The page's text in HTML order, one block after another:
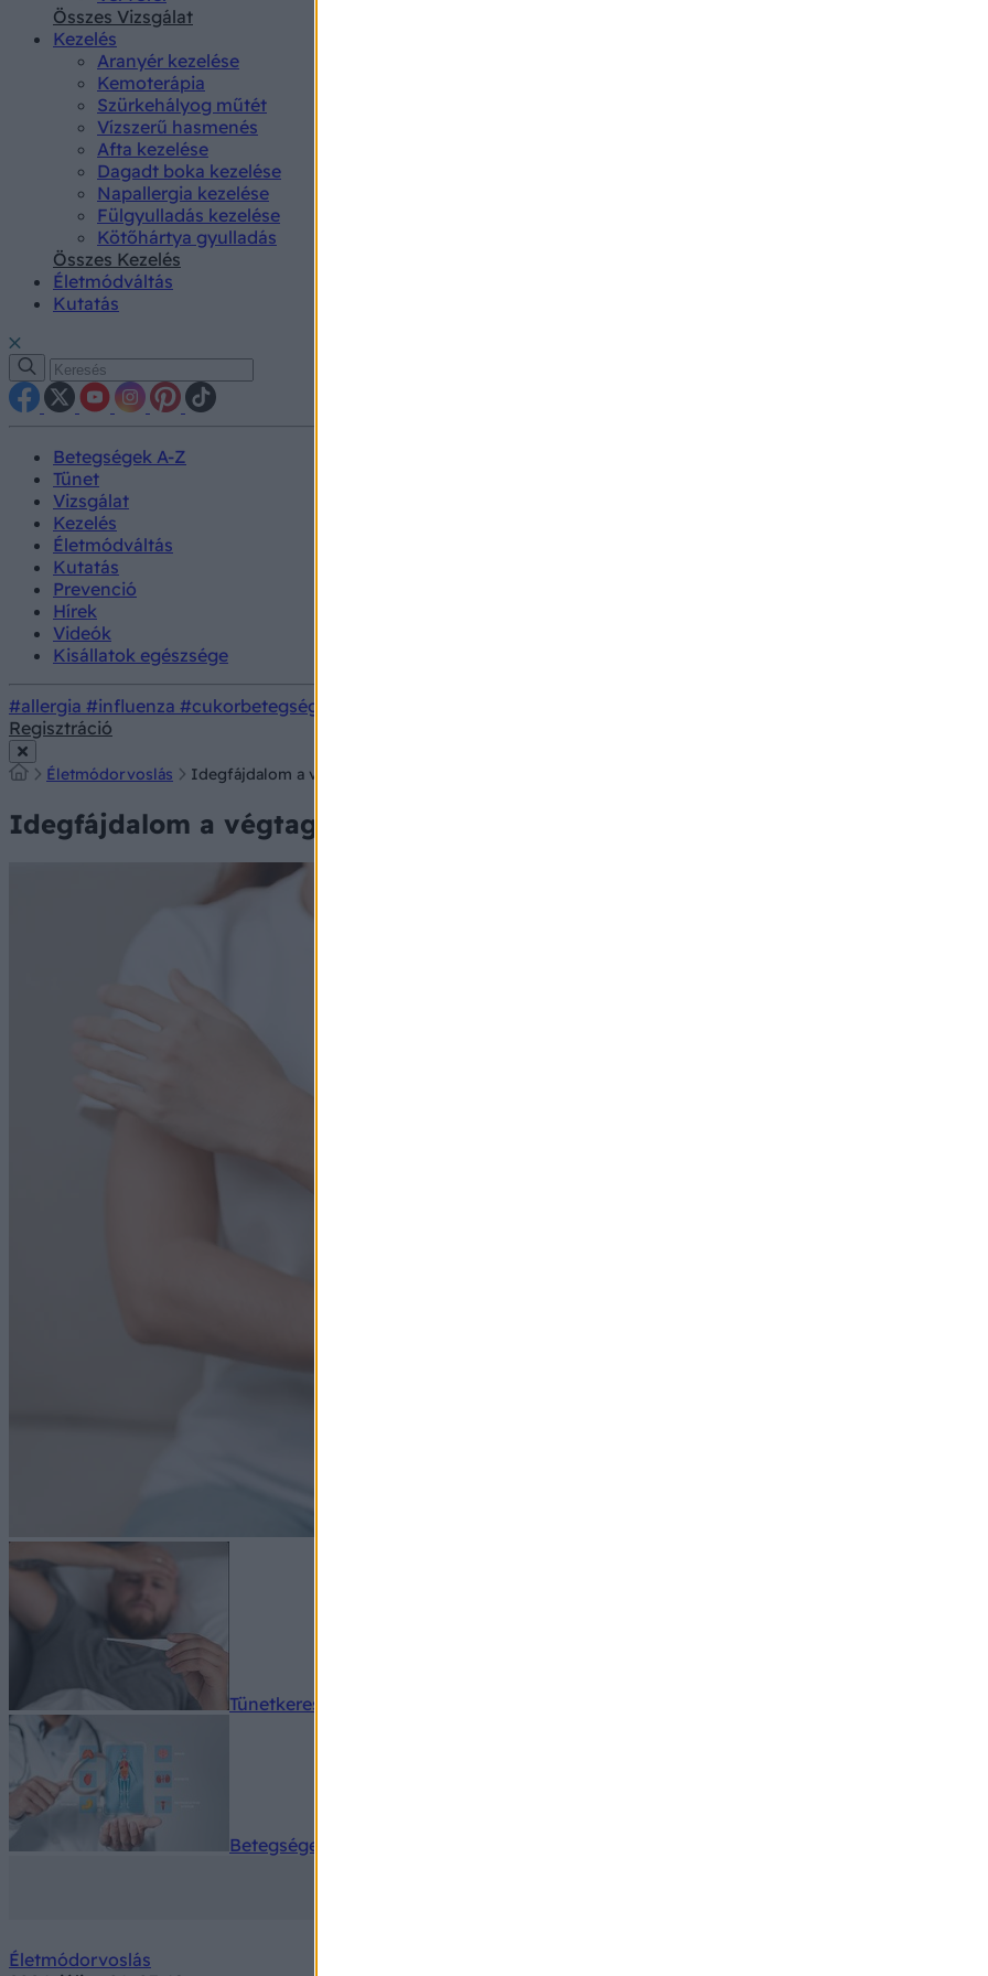
Összes Vizsgálat
Kezelés
Aranyér kezelése
Kemoterápia
Szürkehályog műtét
Vízszerű hasmenés
Afta kezelése
Dagadt boka kezelése
Napallergia kezelése
Fülgyulladás kezelése
Kötőhártya gyulladás
Összes Kezelés
Életmódváltás
Kutatás
Betegségek A-Z
Tünet
Vizsgálat
Kezelés
Életmódváltás
Kutatás
Prevenció
Hírek
Videók
Kisállatok egészsége
#allergia #influenza #cukorbetegség
Regisztráció
Életmódorvoslás Idegfájdalom a végtagokban: ezek a tünetek E-vitamin hiányra utalhatnak
Idegfájdalom a végtagokban: ezek a tünetek E-vitamin hiányra
Tünetkereső
Betegségek A-Z
Életmódorvoslás